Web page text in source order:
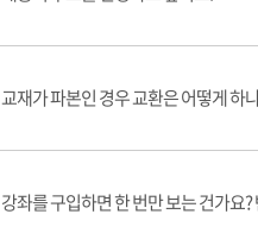
교재가 파본인 경우 교환은 어떻게 하
강좌를 구입하면 한 번만 보는 건가요